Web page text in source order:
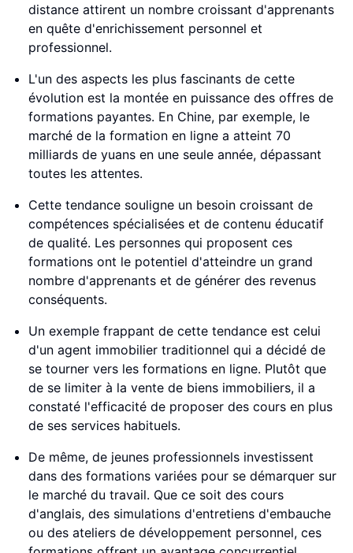
distance attirent un nombre croissant d'apprenants
en quête d'enrichissement personnel et
professionnel.
L'un des aspects les plus fascinants de cette
évolution est la montée en puissance des offres de
formations payantes. En Chine, par exemple, le
marché de la formation en ligne a atteint 70
milliards de yuans en une seule année, dépassant
toutes les attentes.
Cette tendance souligne un besoin croissant de
compétences spécialisées et de contenu éducatif
de qualité. Les personnes qui proposent ces
formations ont le potentiel d'atteindre un grand
nombre d'apprenants et de générer des revenus
conséquents.
Un exemple frappant de cette tendance est celui
d'un agent immobilier traditionnel qui a décidé de
se tourner vers les formations en ligne. Plutôt que
de se limiter à la vente de biens immobiliers, il a
constaté l'efficacité de proposer des cours en plus
de ses services habituels.
De même, de jeunes professionnels investissent
dans des formations variées pour se démarquer sur
le marché du travail. Que ce soit des cours
d'anglais, des simulations d'entretiens d'embauche
ou des ateliers de développement personnel, ces